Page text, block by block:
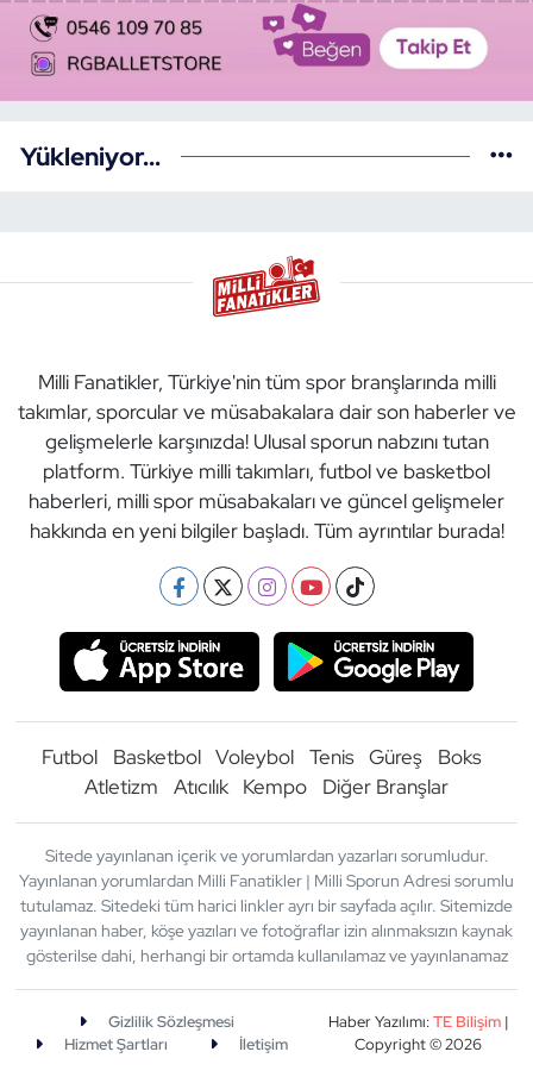
Yükleniyor...
Milli Fanatikler, Türkiye'nin tüm spor branşlarında milli
takımlar, sporcular ve müsabakalara dair son haberler ve
gelişmelerle karşınızda! Ulusal sporun nabzını tutan
platform. Türkiye milli takımları, futbol ve basketbol
haberleri, milli spor müsabakaları ve güncel gelişmeler
hakkında en yeni bilgiler başladı. Tüm ayrıntılar burada!
Futbol Basketbol Voleybol Tenis Güreş
Boks
Atletizm
Atıcılık Kempo Diğer Branşlar
Sitede yayınlanan içerik ve yorumlardan yazarları sorumludur.
Yayınlanan yorumlardan Milli Fanatikler | Milli Sporun Adresi sorumlu
tutulamaz. Sitedeki tüm harici linkler ayrı bir sayfada açılır. Sitemizde
yayınlanan haber, köşe yazıları ve fotoğraflar izin alınmaksızın kaynak
gösterilse dahi, herhangi bir ortamda kullanılamaz ve yayınlanamaz
Gizlilik Sözleşmesi
Hizmet Şartları
İletişim
Haber Yazılımı:TE Bilişim|
Copyright © 2026